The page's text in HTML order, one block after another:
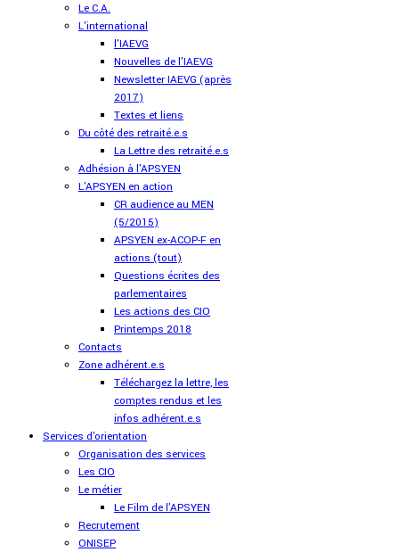
Le C.A.
L'international
l'IAEVG
Nouvelles de l'IAEVG
Newsletter IAEVG (après
2017)
Textes et liens
Du côté des retraité.e.s
La Lettre des retraité.e.s
Adhésion à l'APSYEN
L'APSYEN en action
CR audience au MEN
(5/2015)
APSYEN ex-ACOP-F en
actions (tout)
Questions écrites des
parlementaires
Les actions des CIO
Printemps 2018
Contacts
Zone adhérent.e.s
Téléchargez la lettre, les
comptes rendus et les
infos adhérent.e.s
Services d'orientation
Organisation des services
Les CIO
Le métier
Le Film de l'APSYEN
Recrutement
ONISEP